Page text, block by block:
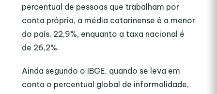
percentual de pessoas que trabalham por
conta própria, a média catarinense é a menor
do país, 22,9%, enquanto a taxa nacional é
de 26,2%.
Ainda segundo o IBGE, quando se leva em
conta o percentual global de informalidade,